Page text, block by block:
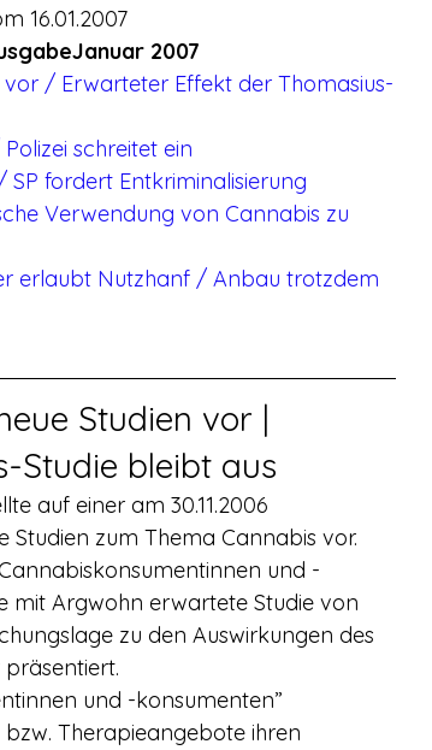
Repression
Veranstaltungsbericht
16.01.2007
2007
/ Erwarteter Effekt der Thomasius-
schreitet ein
fordert Entkriminalisierung
Verwendung von Cannabis zu
erlaubt Nutzhanf / Anbau trotzdem
Studien vor |
Studie bleibt aus
auf einer am 30.11.2006
zum Thema Cannabis vor.
und -
mit Argwohn erwartete Studie von
zu den Auswirkungen des
präsentiert.
Therapieangebote ihren